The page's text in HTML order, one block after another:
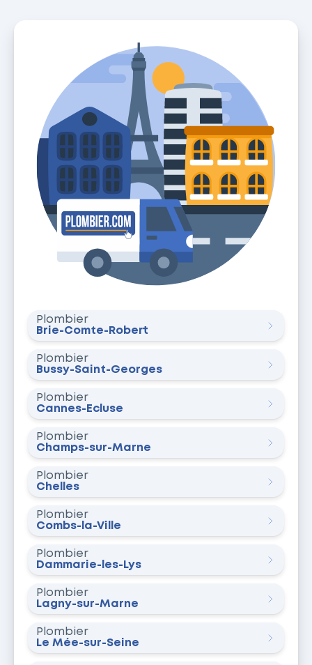
Plombier
Brie-Comte-Robert
Plombier
Bussy-Saint-Georges
Plombier
Cannes-Écluse
Plombier
Champs-sur-Marne
Plombier
Chelles
Plombier
Combs-la-Ville
Plombier
Dammarie-les-Lys
Plombier
Lagny-sur-Marne
Plombier
Le Mée-sur-Seine